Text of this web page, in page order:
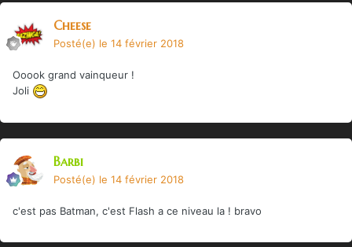
Cheese
Posté(e) le 14 février 2018
Ooook grand vainqueur !
Joli
Barbi
Posté(e) le 14 février 2018
c'est pas Batman, c'est Flash a ce niveau la ! bravo